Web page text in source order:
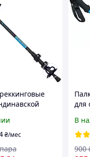
TY-8009
₴/мес
для
В
900